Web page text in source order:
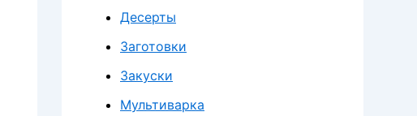
Десерты
Заготовки
Закуски
Мультиварка